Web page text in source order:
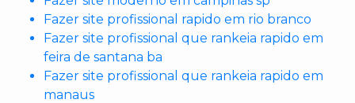
Fazer site profissional rapido em rio branco
Fazer site profissional que rankeia rapido em
feira de santana ba
Fazer site profissional que rankeia rapido em
manaus